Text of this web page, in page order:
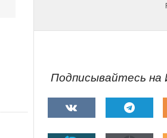
Подписывайтесь на